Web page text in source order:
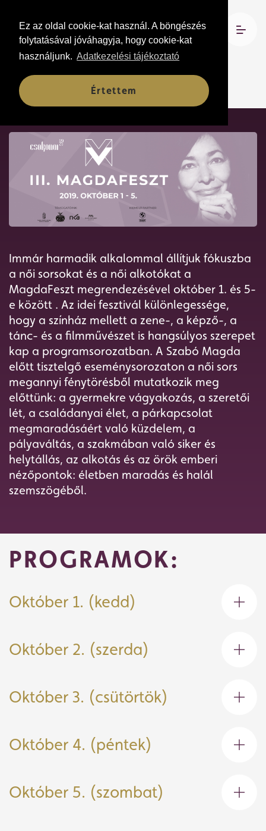
Ez az oldal cookie-kat használ. A böngészés
folytatásával jóváhagyja, hogy cookie-kat
használjunk. Adatkezelési tájékoztató
Értettem
Jegyvásárlás
Műsor
III. MAGDAFESZT
Immár harmadik alkalommal állítjuk fókuszba
a női sorsokat és a női alkotókat a
MagdaFeszt megrendezésével október 1. és 5-
e között . Az idei fesztivál különlegessége,
hogy a színház mellett a zene-, a képző-, a
tánc- és a filmművészet is hangsúlyos szerepet
kap a programsorozatban. A Szabó Magda
előtt tisztelgő eseménysorozaton a női sors
megannyi fénytörésből mutatkozik meg
előttünk: a gyermekre vágyakozás, a szeretői
lét, a családanyai élet, a párkapcsolat
megmaradásáért való küzdelem, a
pályaváltás, a szakmában való siker és
helytállás, az alkotás és az örök emberi
nézőpontok: életben maradás és halál
szemszögéből.
PROGRAMOK:
Október 1. (kedd)
Október 2. (szerda)
Október 3. (csütörtök)
Október 4. (péntek)
Október 5. (szombat)